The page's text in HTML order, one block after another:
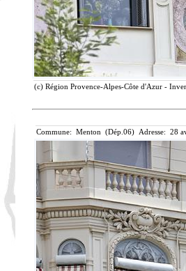
(c) Région Provence-Alpes-Côte d'Azur -
Commune: Menton (Dép.06) Adresse: 28